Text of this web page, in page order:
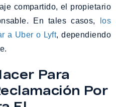
compartido, el propietario
En tales casos,
los
a Uber o Lyft, dependiendo
Para
Por